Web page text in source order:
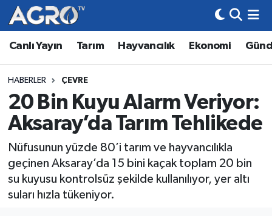
Canlı Yayın Tarım Hayvancılık Ekonomi
HABERLER ÇEVRE
20 Bin Kuyu Alarm Veriyor:
Aksaray’da Tarım Tehlikede
Nüfusunun yüzde 80’i tarım ve hayvancılıkla
geçinen Aksaray’da 15 bini kaçak toplam 20 bin
su kuyusu kontrolsüz şekilde kullanılıyor, yer altı
suları hızla tükeniyor.
Hava Durumu
Trafik Durumu
Süper Lig Puan Durumu ve Fikstür
Son Dakika Haberleri
Haber Arşivi